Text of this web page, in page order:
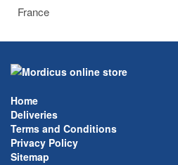
France
Home
Deliveries
Terms and Conditions
Privacy Policy
Sitemap